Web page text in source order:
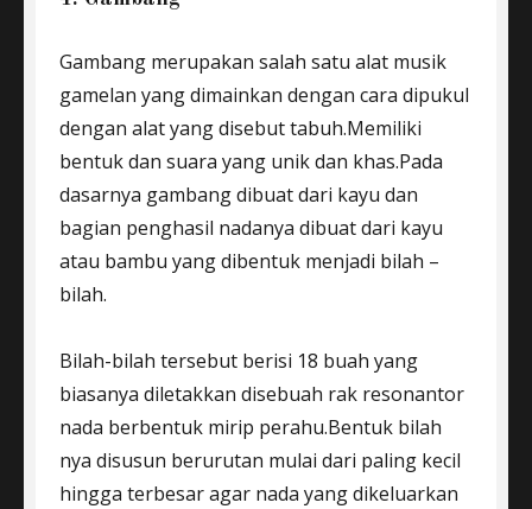
Gambang merupakan salah satu alat musik
gamelan yang dimainkan dengan cara dipukul
dengan alat yang disebut tabuh.Memiliki
bentuk dan suara yang unik dan khas.Pada
dasarnya gambang dibuat dari kayu dan
bagian penghasil nadanya dibuat dari kayu
atau bambu yang dibentuk menjadi bilah –
bilah.
Bilah-bilah tersebut berisi 18 buah yang
biasanya diletakkan disebuah rak resonantor
nada berbentuk mirip perahu.Bentuk bilah
nya disusun berurutan mulai dari paling kecil
hingga terbesar agar nada yang dikeluarkan